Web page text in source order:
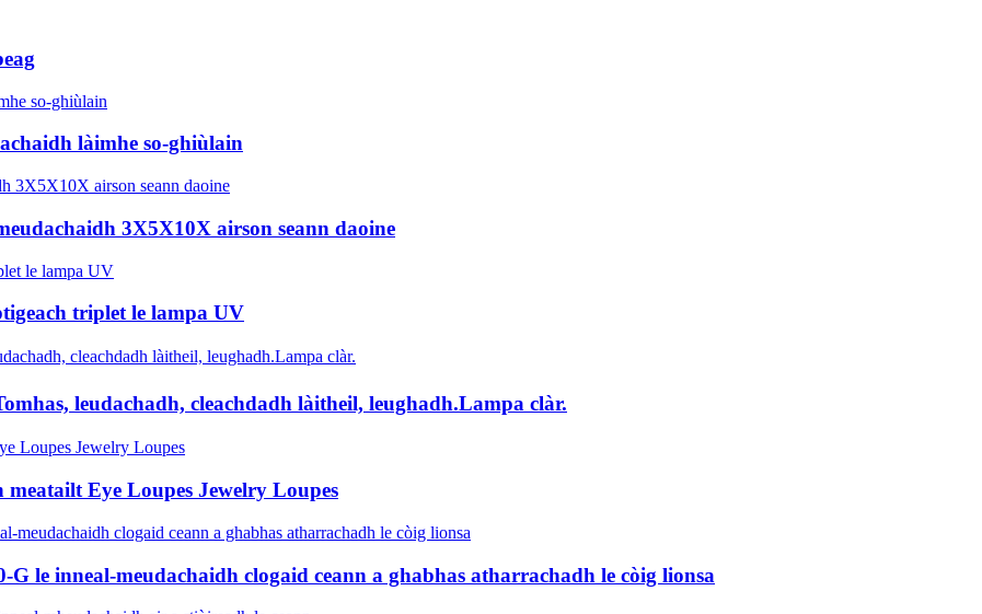
làimhe so-ghiùlain
3X5X10X airson seann daoine
triplet le lampa UV
leudachadh, cleachdadh làitheil, leughadh.Lampa clàr.
meatailt Eye Loupes Jewelry Loupes
le inneal-meudachaidh clogaid ceann a ghabhas atharrachadh le còig lionsa